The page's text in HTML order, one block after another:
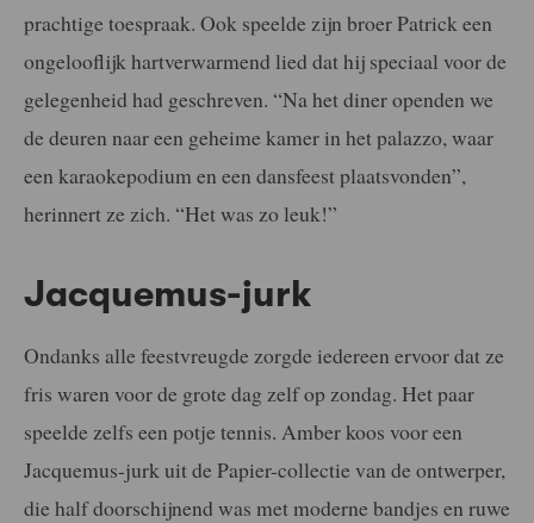
prachtige toespraak. Ook speelde zijn broer Patrick een
ongelooflijk hartverwarmend lied dat hij speciaal voor de
gelegenheid had geschreven. “Na het diner openden we
de deuren naar een geheime kamer in het palazzo, waar
een karaokepodium en een dansfeest plaatsvonden”,
herinnert ze zich. “Het was zo leuk!”
Jacquemus-jurk
Ondanks alle feestvreugde zorgde iedereen ervoor dat ze
fris waren voor de grote dag zelf op zondag. Het paar
speelde zelfs een potje tennis. Amber koos voor een
Jacquemus-jurk uit de Papier-collectie van de ontwerper,
die half doorschijnend was met moderne bandjes en ruwe